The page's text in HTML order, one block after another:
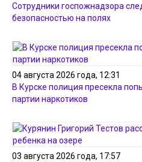
Сотрудники госпожнадзора
безопасностью на полях
04 августа 2026 года, 12:31
В Курске полиция пресекла
партии наркотиков
03 августа 2026 года, 17:57